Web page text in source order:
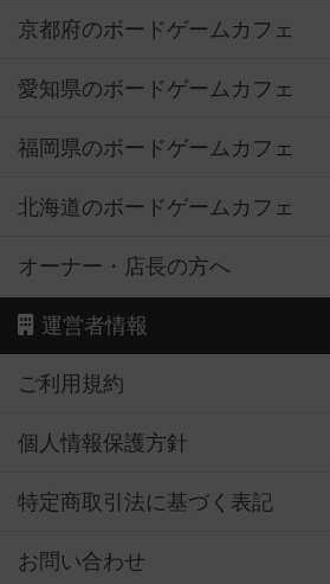
京都府のボードゲームカフェ
愛知県のボードゲームカフェ
福岡県のボードゲームカフェ
北海道のボードゲームカフェ
オーナー・店長の方へ
運営者情報
ご利用規約
個人情報保護方針
特定商取引法に基づく表記
お問い合わせ